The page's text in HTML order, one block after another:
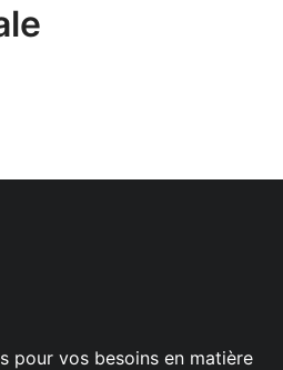
pour vos besoins en matière